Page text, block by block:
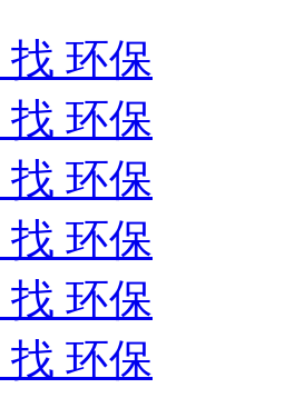
找 环保
找 环保
找 环保
找 环保
找 环保
找 环保